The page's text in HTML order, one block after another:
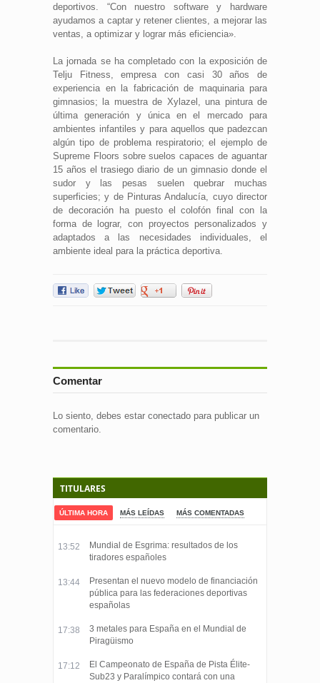
deportivos. “Con nuestro software y hardware
ayudamos a captar y retener clientes, a mejorar las
ventas, a optimizar y lograr más eficiencia».
La jornada se ha completado con la exposición de
Telju Fitness, empresa con casi 30 años de
experiencia en la fabricación de maquinaria para
gimnasios; la muestra de Xylazel, una pintura de
última generación y única en el mercado para
ambientes infantiles y para aquellos que padezcan
algún tipo de problema respiratorio; el ejemplo de
Supreme Floors sobre suelos capaces de aguantar
15 años el trasiego diario de un gimnasio donde el
sudor y las pesas suelen quebrar muchas
superficies; y de Pinturas Andalucía, cuyo director
de decoración ha puesto el colofón final con la
forma de lograr, con proyectos personalizados y
adaptados a las necesidades individuales, el
ambiente ideal para la práctica deportiva.
Comentar
Lo siento, debes estar conectado para publicar un
comentario.
TITULARES
ÚLTIMA HORA MÁS LEÍDAS MÁS COMENTADAS
13:52
Mundial de Esgrima: resultados de los
tiradores españoles
13:44
Presentan el nuevo modelo de financiación
pública para las federaciones deportivas
españolas
17:38
3 metales para España en el Mundial de
Piragüismo
17:12
El Campeonato de España de Pista Élite-
Sub23 y Paralímpico contará con una